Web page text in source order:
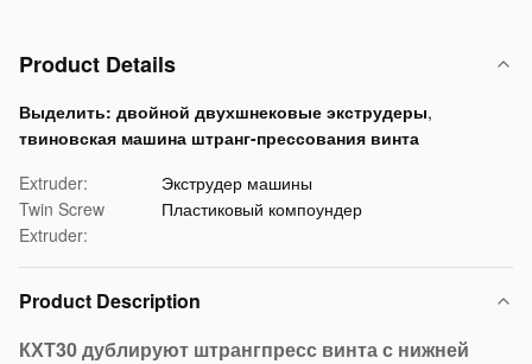
Product Details
Выделить: двойной двухшнековые экструдеры,
твиновская машина штранг-прессования винта
Extruder:
Экструдер машины
Twin Screw
Extruder:
Пластиковый компоундер
Product Description
КХТ30 дублируют штрангпресс винта с нижней